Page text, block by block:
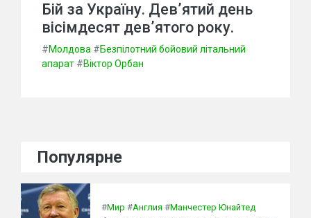
Бій за Україну. Дев’ятий день
вісімдесят дев’ятого року.
#Молдова #Безпілотний бойовий літальний
апарат #Віктор Орбан
Популярне
#Мир #Англия #Манчестер Юнайтед